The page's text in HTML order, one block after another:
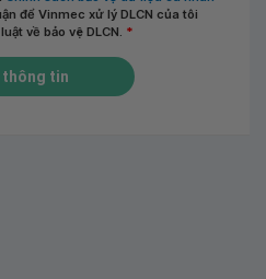
để Vinmec xử lý DLCN của tôi
về bảo vệ DLCN. *
thông tin